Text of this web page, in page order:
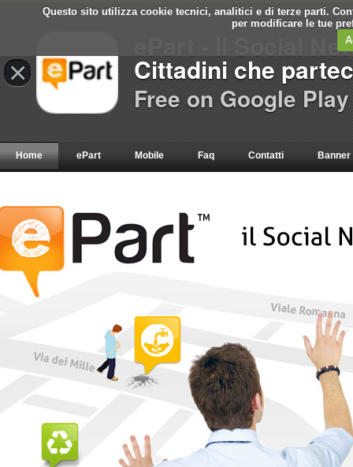
Questo sito utilizza cookie tecnici, analitici e di terze parti.
per modificare le tue
Home ePart Mobile Faq Contatti Banner
×
ePart - Il Social
Cittadini che
Free on Google Play